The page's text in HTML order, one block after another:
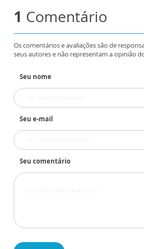
1 Comentário
Os comentários e avaliações são de
seus autores e não representam a opinião
Seu nome
Seu e-mail
Seu comentário